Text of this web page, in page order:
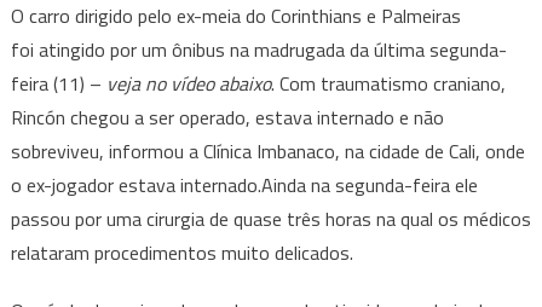
O carro dirigido pelo ex-meia do Corinthians e Palmeiras
foi atingido por um ônibus na madrugada da última segunda-
feira (11) – veja no vídeo abaixo. Com traumatismo craniano,
Rincón chegou a ser operado, estava internado e não
sobreviveu, informou a Clínica Imbanaco, na cidade de Cali, onde
o ex-jogador estava internado.Ainda na segunda-feira ele
passou por uma cirurgia de quase três horas na qual os médicos
relataram procedimentos muito delicados.